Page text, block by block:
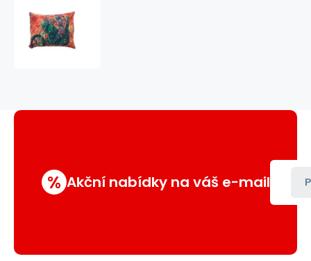
% Akční nabídky na váš e-mail